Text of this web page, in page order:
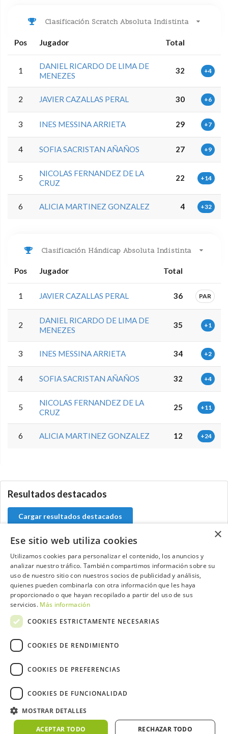
Clasificación Scratch Absoluta Indistinta
Pos Jugador Total
1
DANIEL RICARDO DE LIMA DE
MENEZES
32 +4
2 JAVIER CAZALLAS PERAL 30 +6
3 INES MESSINA ARRIETA 29 +7
4 SOFIA SACRISTAN AÑAÑOS 27 +9
5
NICOLAS FERNANDEZ DE LA
CRUZ
22 +14
6 ALICIA MARTINEZ GONZALEZ 4 +32
Clasificación Hándicap Absoluta Indistinta
Pos Jugador Total
1 JAVIER CAZALLAS PERAL 36 PAR
2
DANIEL RICARDO DE LIMA DE
MENEZES
35 +1
3 INES MESSINA ARRIETA 34 +2
4 SOFIA SACRISTAN AÑAÑOS 32 +4
5
NICOLAS FERNANDEZ DE LA
CRUZ
25 +11
6 ALICIA MARTINEZ GONZALEZ 12 +24
Resultados destacados
Cargar resultados destacados
Contacta con el equipo de NextCaddy
Opina Contacta
2026 ©NextCaddy.
Política de Cookies
Política de Privacidad
Términos y Condiciones
Meteo ©AEMET Meteo ©DarkSky
×
Ese sitio web utiliza cookies
Utilizamos cookies para personalizar el contenido, los anuncios y
analizar nuestro tráfico. También compartimos información sobre su
uso de nuestro sitio con nuestros socios de publicidad y análisis,
quienes pueden combinarla con otra información que les haya
proporcionado o que hayan recopilado a partir del uso de sus
servicios. Más información
COOKIES ESTRICTAMENTE NECESARIAS
COOKIES DE RENDIMIENTO
COOKIES DE PREFERENCIAS
COOKIES DE FUNCIONALIDAD
MOSTRAR DETALLES
ACEPTAR TODO RECHAZAR TODO